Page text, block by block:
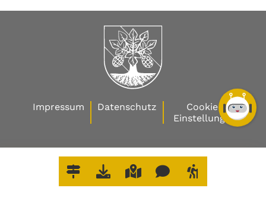
Impressum Datenschutz
Cookie-
Einstellungen